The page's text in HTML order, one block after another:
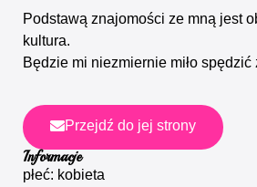
Podstawą znajomości ze mną jest
kultura.
Będzie mi niezmiernie miło spędzić
Przejdź do jej strony
Informacje
płeć: kobieta